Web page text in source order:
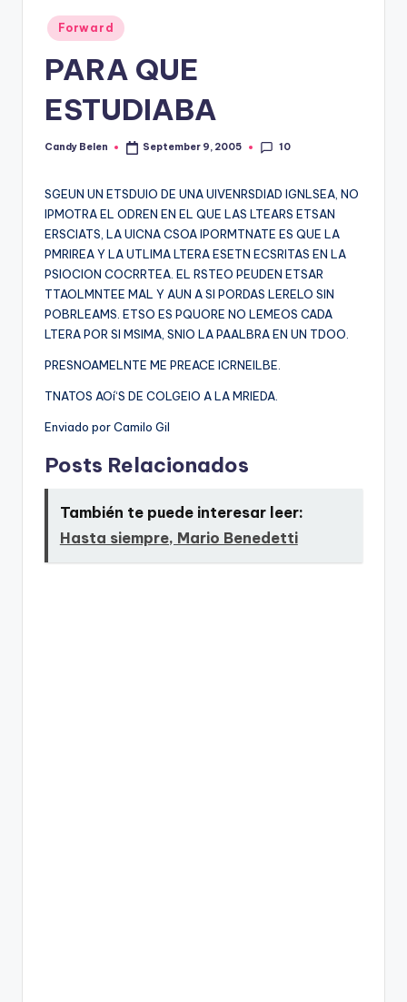
Posted
in
Forward
PARA QUE
ESTUDIABA
Posted
Candy Belen September 9, 2005 10
SGEUN UN ETSDUIO DE UNA UIVENRSDIAD IGNLSEA, NO
IPMOTRA EL ODREN EN EL QUE LAS LTEARS ETSAN
ERSCIATS, LA UICNA CSOA IPORMTNATE ES QUE LA
PMRIREA Y LA UTLIMA LTERA ESETN ECSRITAS EN LA
PSIOCION COCRRTEA. EL RSTEO PEUDEN ETSAR
TTAOLMNTEE MAL Y AUN A SI PORDAS LERELO SIN
POBRLEAMS. ETSO ES PQUORE NO LEMEOS CADA
LTERA POR SI MSIMA, SNIO LA PAALBRA EN UN TDOO.
PRESNOAMELNTE ME PREACE ICRNEILBE.
TNATOS AOí‘S DE COLGEIO A LA MRIEDA.
Enviado por Camilo Gil
Posts Relacionados
También te puede interesar leer:
Hasta siempre, Mario Benedetti